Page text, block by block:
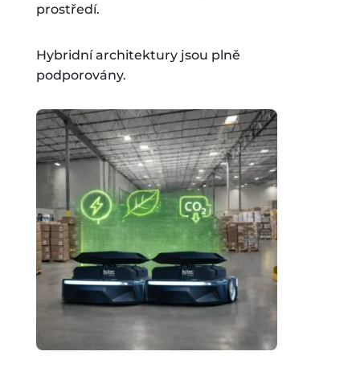
prostředí.
Hybridní architektury jsou plně
podporovány.